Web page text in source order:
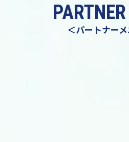
＜パートナー